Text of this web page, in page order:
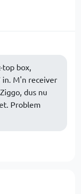
top box,
M'n receiver
dus nu
Problem